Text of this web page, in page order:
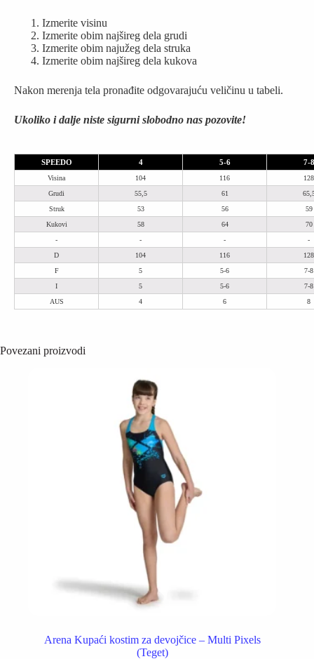
Izmerite visinu
Izmerite obim najšireg dela grudi
Izmerite obim najužeg dela struka
Izmerite obim najšireg dela kukova
Nakon merenja tela pronađite odgovarajuću veličinu u tabeli.
Ukoliko i dalje niste sigurni slobodno nas pozovite!
SPEEDO 4 5-6 7-8
Visina 104 116
128
Grudi
55,5 61
Struk
53 56
59
Kukovi
58 64
70
-
- -
-
D
104 116
128
F
5 5-6
7-8
I
5 5-6
7-8
AUS
4 6 8
Povezani proizvodi
Arena Kupaći kostim za devojčice – Multi Pixels
(Teget)